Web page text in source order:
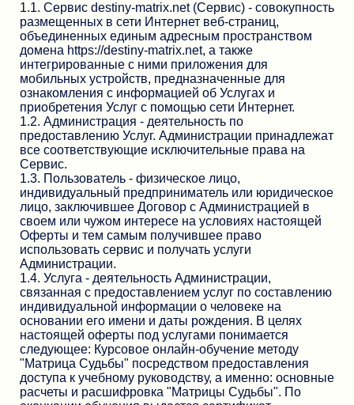
1.1. Сервис destiny-matrix.net (Сервис) - совокупность
размещенных в сети Интернет веб-страниц,
объединенных единым адресным пространством
домена https://destiny-matrix.net, а также
интегрированные с ними приложения для
мобильных устройств, предназначенные для
ознакомления с информацией об Услугах и
приобретения Услуг с помощью сети Интернет.
1.2. Администрация - деятельность по
предоставлению Услуг. Администрации принадлежат
все соответствующие исключительные права на
Сервис.
1.3. Пользователь - физическое лицо,
индивидуальный предприниматель или юридическое
лицо, заключившее Договор с Администрацией в
своем или чужом интересе на условиях настоящей
Оферты и тем самым получившее право
использовать сервис и получать услуги
Администрации.
1.4. Услуга - деятельность Администрации,
связанная с предоставлением услуг по составлению
индивидуальной информации о человеке на
основании его имени и даты рождения. В целях
настоящей оферты под услугами понимается
следующее: Курсовое онлайн-обучение методу
"Матрица Судьбы" посредством предоставления
доступа к учебному руководству, а именно: основные
расчеты и расшифровка "Матрицы Судьбы". По